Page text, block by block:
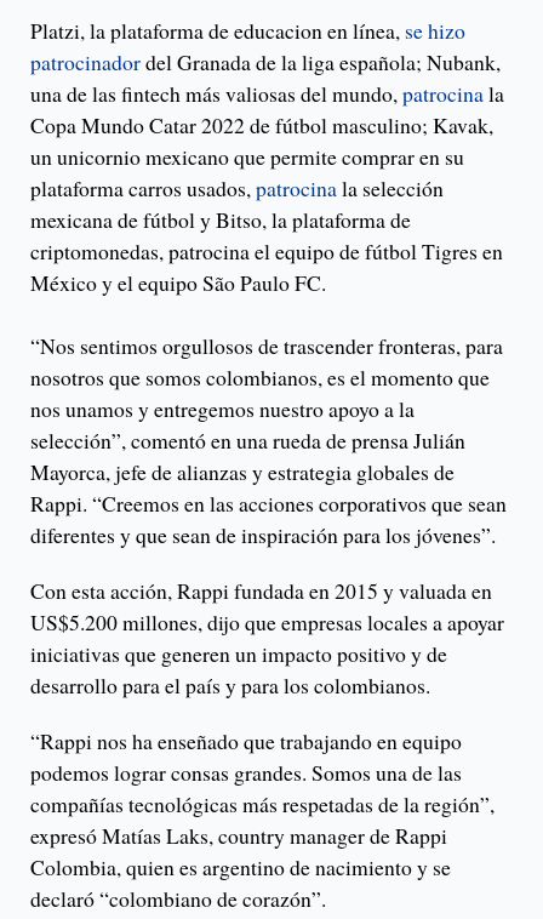
Platzi, la plataforma de educacion en línea, se hizo
patrocinadordel Granada de la liga española; Nubank,
una de las fintech más valiosas del mundo,patrocinala
Copa Mundo Catar 2022 de fútbol masculino; Kavak,
un unicornio mexicano que permite comprar en su
plataforma carros usados,patrocinala selección
mexicana de fútbol y Bitso, la plataforma de
criptomonedas, patrocina el equipo de fútbol Tigres en
México y el equipo São Paulo FC.
“Nos sentimos orgullosos de trascender fronteras, para
nosotros que somos colombianos, es el momento que
nos unamos y entregemos nuestro apoyo a la
selección”, comentó en una rueda de prensa Julián
Mayorca, jefe de alianzas y estrategia globales de
Rappi. “Creemos en las acciones corporativos que sean
diferentes y que sean de inspiración para los jóvenes”.
Con esta acción, Rappi fundada en 2015 y valuada en
US$5.200 millones, dijo que empresas locales a apoyar
iniciativas que generen un impacto positivo y de
desarrollo para el país y para los colombianos.
“Rappi nos ha enseñado que trabajando en equipo
podemos lograr consas grandes. Somos una de las
compañías tecnológicas más respetadas de la región”,
expresó Matías Laks, country manager de Rappi
Colombia, quien es argentino de nacimiento y se
declaró “colombiano de corazón”.